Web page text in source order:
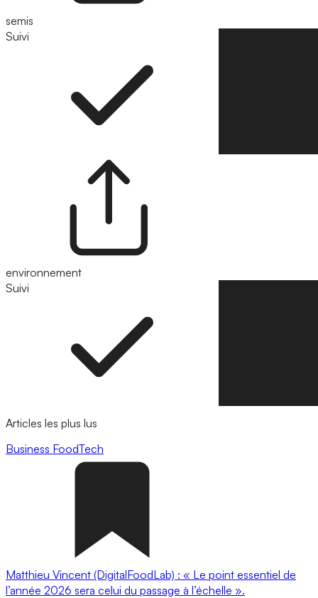
semis
Suivi
environnement
Suivi
Articles les plus lus
Business FoodTech
Matthieu Vincent (DigitalFoodLab) : « Le point essentiel de
l’année 2026 sera celui du passage à l’échelle ».